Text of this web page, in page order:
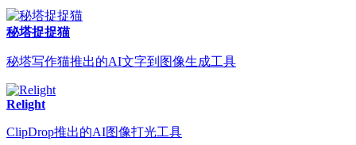
秘塔捉捉猫
秘塔写作猫推出的AI文字到图像生成工具
Relight
ClipDrop推出的AI图像打光工具